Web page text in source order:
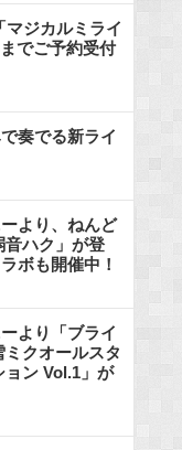
マジカルミライ
でご予約受付
奏でる新ライ
より、ねんど
音ハク」が登
ボも開催中！
より「ブライ
クオールスタ
ョン Vol.1」が